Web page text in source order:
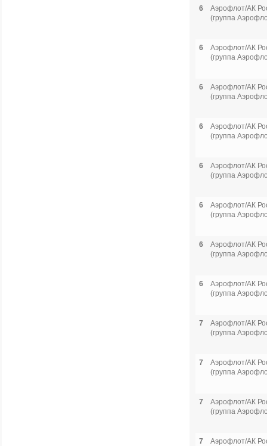
6
Аэрофлот/АК
(группа
6
Аэрофлот/АК
(группа
6
Аэрофлот/АК
(группа
6
Аэрофлот/АК
(группа
6
Аэрофлот/АК
(группа
6
Аэрофлот/АК
(группа
6
Аэрофлот/АК
(группа
6
Аэрофлот/АК
(группа
7
Аэрофлот/АК
(группа
7
Аэрофлот/АК
(группа
7
Аэрофлот/АК
(группа
7 Аэрофлот/АК